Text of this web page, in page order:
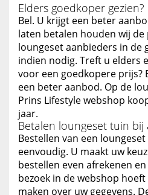
Elders goedkoper gezien?
Bel. U krijgt een beter
laten betalen houden wij
loungeset aanbieders in de
indien nodig. Treft u elders
voor een goedkopere prijs?
een beter aanbod. Op de
Prins Lifestyle webshop
jaar.
Betalen loungeset tuin bij
Bestellen van een
eenvoudig. U maakt uw
bestellen even afrekenen
bezoek in de webshop
maken over uw gegevens.